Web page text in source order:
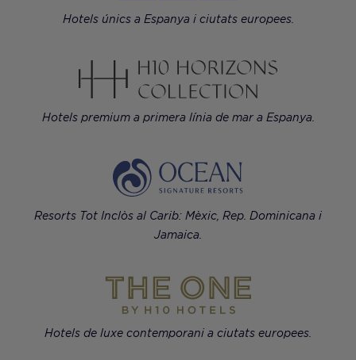
Hotels únics a Espanya i ciutats europees.
Hotels premium a primera línia de mar a Espanya.
Resorts Tot Inclòs al Carib: Mèxic, Rep. Dominicana i
Jamaica.
Hotels de luxe contemporani a ciutats europees.